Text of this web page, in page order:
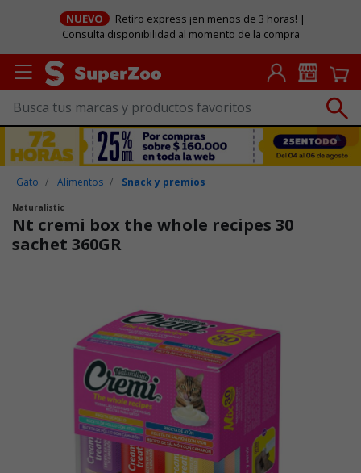
NUEVO
Retiro express ¡en menos de 3 horas! |
Consulta disponibilidad al momento de la compra
Gato Alimentos Snack y premios
Naturalistic
Nt cremi box the whole recipes 30
sachet 360GR